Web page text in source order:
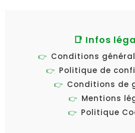
📑 Infos
Conditions
Politique de
Conditions de
Mentions
Politique